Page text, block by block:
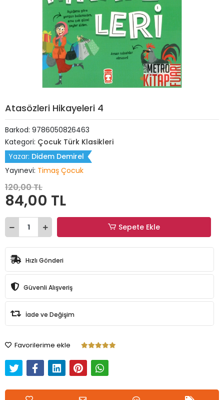
Atasözleri Hikayeleri 4
Barkod: 9786050826463
Kategori: Çocuk Türk Klasikleri
Yazar: Didem Demirel
Yayınevi: Timaş Çocuk
120,00 TL
84,00 TL
Sepete Ekle
Hızlı Gönderi
Güvenli Alışveriş
İade ve Değişim
Favorilerime ekle